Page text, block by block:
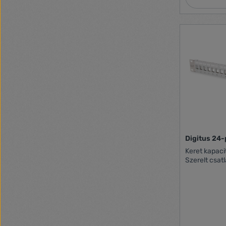
Hosszúság 107 mm Szélesség 482,6 mm
Digitus 24-
Keret
Szerelt